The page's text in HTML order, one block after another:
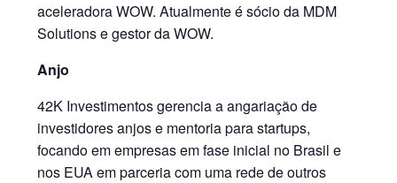
aceleradora WOW. Atualmente é sócio da MDM
Solutions e gestor da WOW.
Anjo
42K Investimentos gerencia a angariação de
investidores anjos e mentoria para startups,
focando em empresas em fase inicial no Brasil e
nos EUA em parceria com uma rede de outros